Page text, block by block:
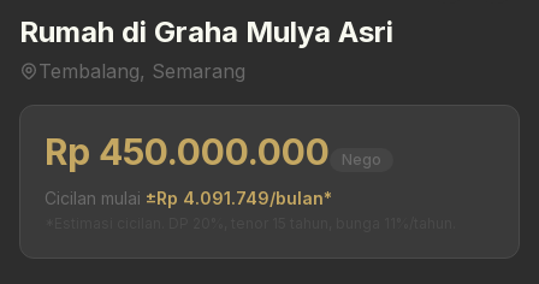
Rumah di Graha Mulya Asri
Tembalang, Semarang
Rp 450.000.000 Nego
Cicilan mulai ±Rp 4.091.749/bulan*